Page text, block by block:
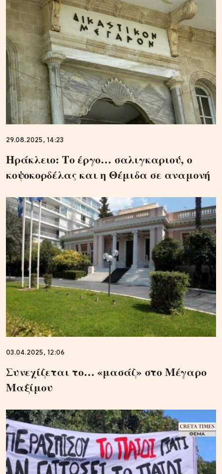
29.08.2025, 14:23
Ηράκλειο: Το έργο… σαλιγκαριού, ο
κοψοκορδέλας και η Θέμιδα σε αναμονή
03.04.2025, 12:06
Συνεχίζεται το… «μασάζ» στο Μέγαρο
Μαξίμου